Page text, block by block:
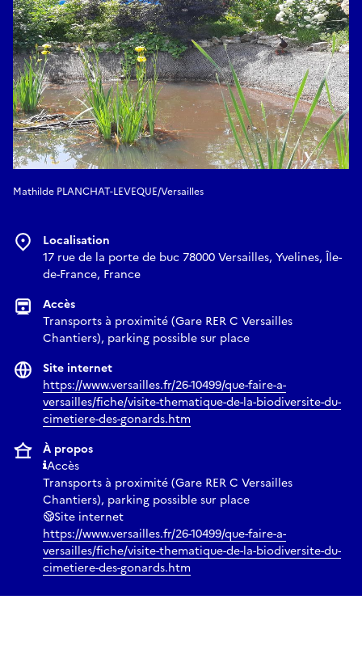
Mathilde PLANCHAT-LEVEQUE/Versailles
Localisation
17 rue de la porte de buc 78000 Versailles, Yvelines, Île-
de-France, France
Accès
Transports à proximité (Gare RER C Versailles
Chantiers), parking possible sur place
Site internet
https://www.versailles.fr/26-10499/que-faire-a-
versailles/fiche/visite-thematique-de-la-biodiversite-du-
cimetiere-des-gonards.htm
À propos
Accès
Transports à proximité (Gare RER C Versailles
Chantiers), parking possible sur place
Site internet
https://www.versailles.fr/26-10499/que-faire-a-
versailles/fiche/visite-thematique-de-la-biodiversite-du-
cimetiere-des-gonards.htm